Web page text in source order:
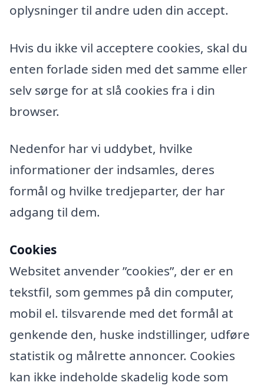
oplysninger til andre uden din accept.
Hvis du ikke vil acceptere cookies, skal du
enten forlade siden med det samme eller
selv sørge for at slå cookies fra i din
browser.
Nedenfor har vi uddybet, hvilke
informationer der indsamles, deres
formål og hvilke tredjeparter, der har
adgang til dem.
Cookies
Websitet anvender ”cookies”, der er en
tekstfil, som gemmes på din computer,
mobil el. tilsvarende med det formål at
genkende den, huske indstillinger, udføre
statistik og målrette annoncer. Cookies
kan ikke indeholde skadelig kode som